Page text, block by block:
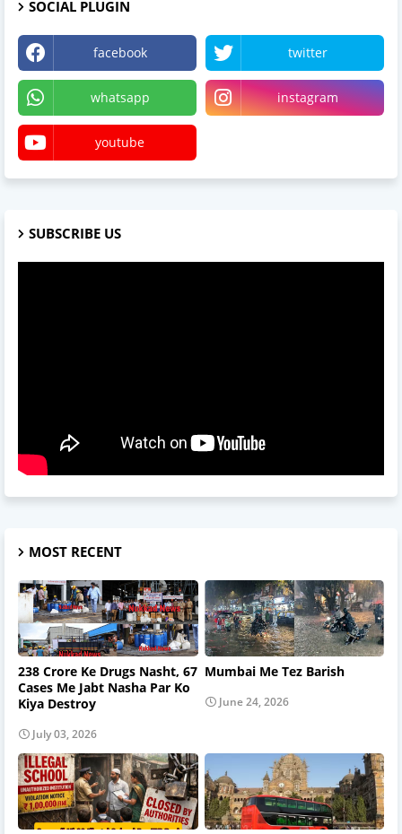
SOCIAL PLUGIN
facebook twitter
whatsapp instagram
youtube
SUBSCRIBE US
MOST RECENT
238 Crore Ke Drugs Nasht, 67
Cases Me Jabt Nasha Par Ko
Kiya Destroy
July 03, 2026
Mumbai Me Tez Barish
June 24, 2026